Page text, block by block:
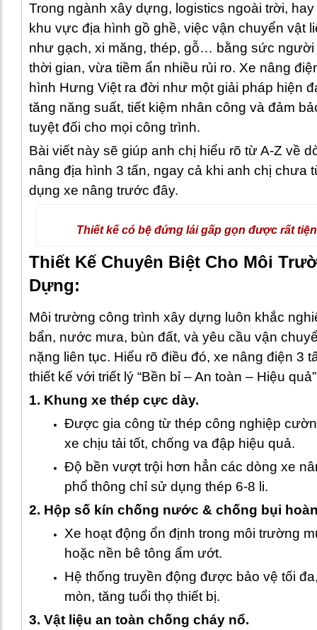
Trong ngành xây dựng, logistics ngoài trời,
khu vực địa hình gồ ghề, việc vận chuyển vật
như gạch, xi măng, thép, gỗ… bằng sức
thời gian, vừa tiềm ẩn nhiều rủi ro. Xe nâng
hình Hưng Việt ra đời như một giải pháp hiện
tăng năng suất, tiết kiệm nhân công và đảm
tuyệt đối cho mọi công trình.
Bài viết này sẽ giúp anh chị hiểu rõ từ A-Z về
nâng địa hình 3 tấn, ngay cả khi anh chị chưa
dụng xe nâng trước đây.
Thiết kế có bệ đứng lái gấp gọn được rất
Thiết Kế Chuyên Biệt Cho Môi
Dựng:
Môi trường công trình xây dựng luôn khắc
bẩn, nước mưa, bùn đất, và yêu cầu vận
nặng liên tục. Hiểu rõ điều đó, xe nâng điện 3
thiết kế với triết lý “Bền bỉ – An toàn – Hiệu
1. Khung xe thép cực dày.
Được gia công từ thép công nghiệp
xe chịu tải tốt, chống va đập hiệu quả.
Độ bền vượt trội hơn hẳn các dòng xe
phổ thông chỉ sử dụng thép 6-8 li.
2. Hộp số kín chống nước & chống bụi
Xe hoạt động ổn định trong môi trường
hoặc nền bê tông ẩm ướt.
Hệ thống truyền động được bảo vệ tối
mòn, tăng tuổi thọ thiết bị.
3. Vật liệu an toàn chống cháy nổ.